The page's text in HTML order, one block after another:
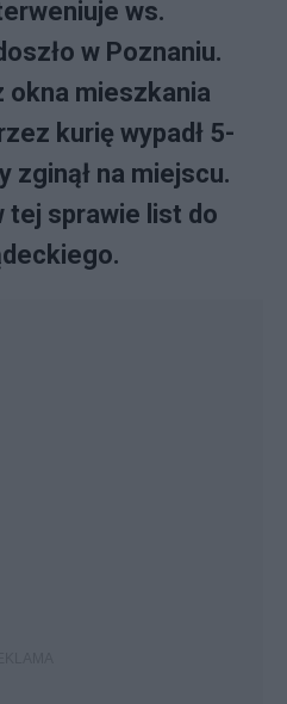
ws.
w Poznaniu.
okna mieszkania
kurię wypadł 5-
zginął na miejscu.
tej sprawie list do